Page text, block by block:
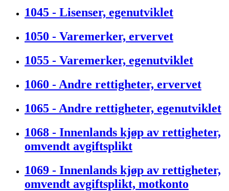
1045 - Lisenser, egenutviklet
1050 - Varemerker, ervervet
1055 - Varemerker, egenutviklet
1060 - Andre rettigheter, ervervet
1065 - Andre rettigheter, egenutviklet
1068 - Innenlands kjøp av rettigheter,
omvendt avgiftsplikt
1069 - Innenlands kjøp av rettigheter,
omvendt avgiftsplikt, motkonto